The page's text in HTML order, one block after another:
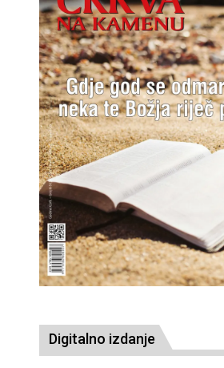
Digitalno izdanje